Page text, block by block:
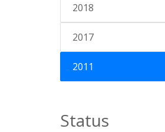
2018
2017
2011
Status